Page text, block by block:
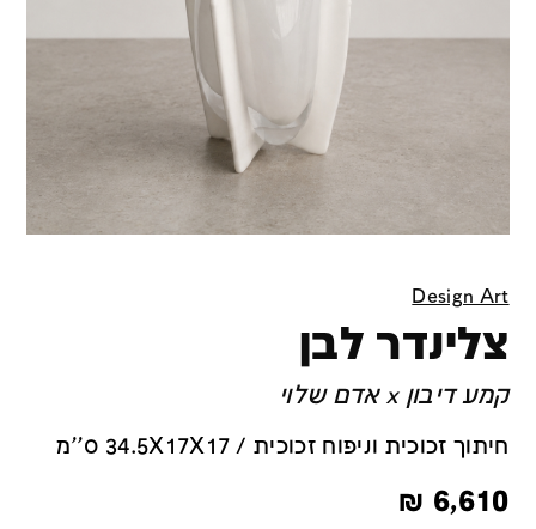
Design Art
צלינדר לבן
קמע דיבון x אדם שלוי
חיתוך זכוכית וניפוח זכוכית / 34.5X17X17 ס''מ
6,610
₪